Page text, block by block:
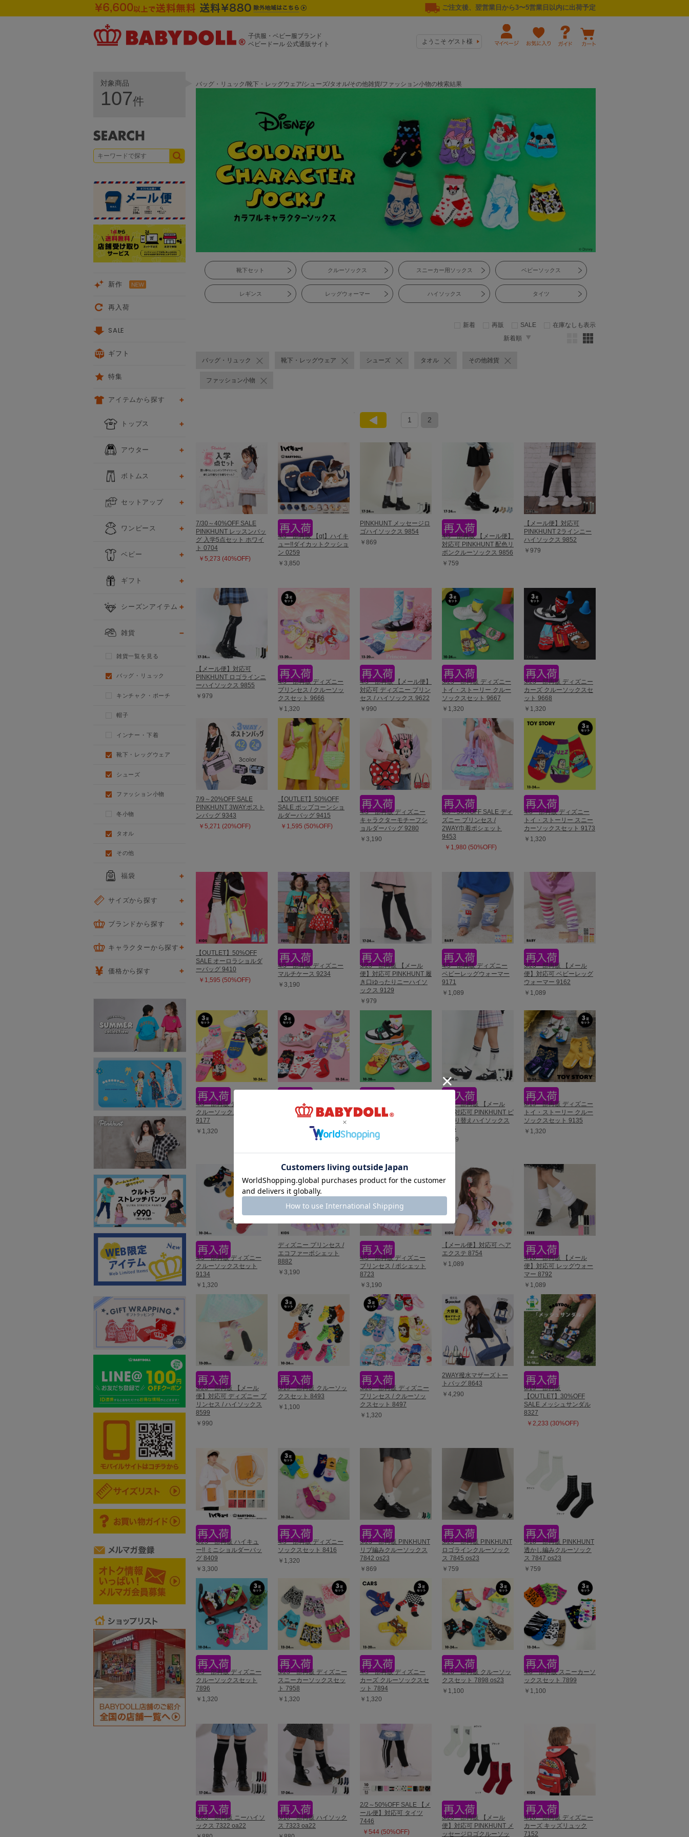
ご注文後、翌営業日から3〜5営業日以内に出荷予定
子供服・ベビー服ブランド
ベビードール 公式通販サイト
ようこそ ゲスト様
バッグ・リュック/靴下・レッグウェア/シューズ/タオル/その他雑貨/ファッション小物の検索結果
靴下セット クルーソックス スニーカー用ソックス ベビーソックス
レギンス レッグウォーマー ハイソックス タイツ
新着 再販 SALE
在庫なしも表示
新着順
バッグ・リュック 靴下・レッグウェア シューズ タオル その他雑貨
ファッション小物
前 1 2
7/30～40%OFF SALE
PINKHUNT レッスンバッ
グ 入学5点セット ホワイ
ト 0704
￥5,273 (40%OFF)
4/3一部再販 【qt】ハイキ
ュー!!ダイカットクッショ
ン 0259
￥3,850
PINKHUNT メッセージロ
ゴハイソックス 9854
￥869
4/3一部再販 【メール便】
対応可 PINKHUNT 配色リ
ボンクルーソックス 9856
￥759
【メール便】対応可
PINKHUNT 2ラインニー
ハイソックス 9852
￥979
【メール便】対応可
PINKHUNT ロゴラインニ
ーハイソックス 9855
￥979
4/3一部再販 ディズニー
プリンセス / クルーソッ
クスセット 9666
￥1,320
4/3一部再販 【メール便】
対応可 ディズニー プリン
セス / ハイソックス 9622
￥990
3/23一部再販 ディズニー
トイ・ストーリー クルー
ソックスセット 9667
￥1,320
3/23一部再販 ディズニー
カーズ クルーソックスセ
ット 9668
￥1,320
7/9～20%OFF SALE
PINKHUNT 3WAYボスト
ンバッグ 9343
￥5,271 (20%OFF)
【OUTLET】50%OFF
SALE ポップコーンショ
ルダーバッグ 9415
￥1,595 (50%OFF)
4/3一部再販 ディズニー
キャラクターモチーフシ
ョルダーバッグ 9280
￥3,190
8/6～50%OFF SALE ディ
ズニー プリンセス /
2WAY巾着ポシェット
9453
￥1,980 (50%OFF)
4/8一部再販 ディズニー
トイ・ストーリー スニー
カーソックスセット 9173
￥1,320
【OUTLET】50%OFF
SALE オーロラショルダ
ーバッグ 9410
￥1,595 (50%OFF)
4/3一部再販 ディズニー
マルチケース 9234
￥3,190
3/23一部再販 【メール
便】対応可 PINKHUNT 履
き口ゆったりニーハイソ
ックス 9129
￥979
4/3一部再販 ディズニー
ベビーレッグウォーマー
9171
￥1,089
3/23一部再販 【メール
便】対応可 ベビーレッグ
ウォーマー 9162
￥1,089
4/3一部再販 ディズニー
クルーソックスセット
9177
￥1,320
3/23一部再販 ディズニー
クルーソックスセット
クルーソックス 9184
3/23一部再販 【メール
便】対応可 PINKHUNT ピ
コ切り替えハイソックス
9126
￥979
6/19一部再販 ディズニー
トイ・ストーリー クルー
ソックスセット 9135
￥1,320
4/3一部再販 ディズニー
クルーソックスセット
9134
￥1,320
ディズニー プリンセス /
エコファーポシェット
8882
￥3,190
4/3一部再販 ディズニー
プリンセス / ポシェット
8723
￥3,190
【メール便】対応可 ヘア
エクステ 8754
￥1,089
4/16一部再販 【メール
便】対応可 レッグウォー
マー 8792
￥1,089
3/23一部再販 【メール
便】対応可 ディズニー プ
リンセス / ハイソックス
8599
￥990
6/19一部再販 クルーソッ
クスセット 8493
￥1,100
3/23一部再販 ディズニー
プリンセス / クルーソッ
クスセット 8497
￥1,320
2WAY撥水マザーズトー
トバッグ 8643
￥4,290
6/19一部再販
【OUTLET】30%OFF
SALE メッシュサンダル
8327
￥2,233 (30%OFF)
3/23一部再販 ハイキュ
ー!! ミニショルダーバッ
グ 8409
￥3,300
4/3一部再販 ディズニー
ソックスセット 8416
￥1,320
3/23一部再販 PINKHUNT
リブ編みクルーソックス
7842 os23
￥869
3/23一部再販 PINKHUNT
ロゴラインクルーソック
ス 7845 os23
￥759
5/18一部再販 PINKHUNT
透かし編みクルーソック
ス 7847 os23
￥759
4/3一部再販 ディズニー
クルーソックスセット
7896
￥1,320
3/23一部再販 ディズニー
スニーカーソックスセッ
ト 7958
￥1,320
4/3一部再販 ディズニー
カーズ クルーソックスセ
ット 7894
￥1,320
5/18一部再販 クルーソッ
クスセット 7898 os23
￥1,100
4/8一部再販 スニーカーソ
ックスセット 7899
￥1,100
3/23一部再販 ニーハイソ
ックス 7322 oa22
6/10一部再販 ハイソック
ス 7323 oa22
2/2～50%OFF SALE 【メ
ール便】対応可 タイツ
7446
￥544 (50%OFF)
3/23一部再販 【メール
便】対応可 PINKHUNT メ
ッセージロゴクルーソッ
4/16一部再販 ディズニー
カーズ キッズリュック
7152
対象商品
107件
新作
再入荷
SALE
ギフト
特集
アイテムから探す
トップス
アウター
ボトムス
セットアップ
ワンピース
ベビー
ギフト
シーズンアイテム
雑貨
雑貨一覧を見る
バッグ・リュック
キンチャク・ポーチ
帽子
インナー・下着
靴下・レッグウェア
シューズ
ファッション小物
冬小物
タオル
その他
福袋
サイズから探す
ブランドから探す
キャラクターから探す
価格から探す